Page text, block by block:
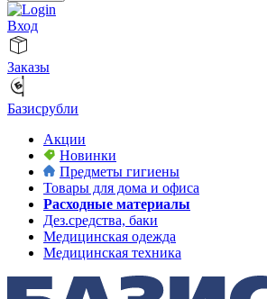
Вход
Заказы
Базисрубли
Акции
Новинки
Предметы гигиены
Товары для дома и офиса
Расходные материалы
Дез.средства, баки
Медицинская одежда
Медицинская техника